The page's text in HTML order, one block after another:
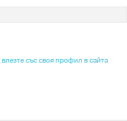
влезте със своя профил в сайта